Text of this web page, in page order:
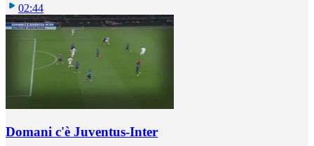
02:44
Domani c'è Juventus-Inter